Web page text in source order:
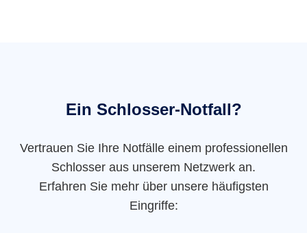
Ein Schlosser-Notfall?
Vertrauen Sie Ihre Notfälle einem professionellen
Schlosser aus unserem Netzwerk an.
Erfahren Sie mehr über unsere häufigsten
Eingriffe: